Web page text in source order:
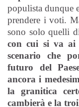
populista dunque
prendere i voti.
sono solo quelli
con cui si va ai
scenario che
futuro del
ancora i
la granitica
cambierà e la